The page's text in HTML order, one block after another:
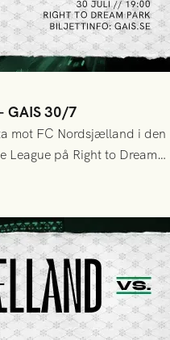
GAIS 30/7
mot FC Nordsjælland i den
på Right to Dream
har tagit ut följande